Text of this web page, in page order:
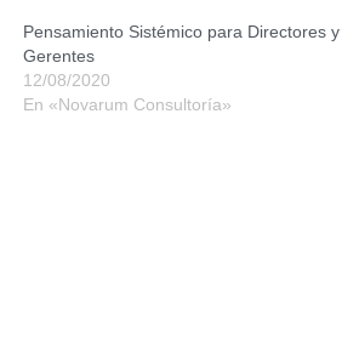
Pensamiento Sistémico para Directores y
Gerentes
12/08/2020
En «Novarum Consultoría»